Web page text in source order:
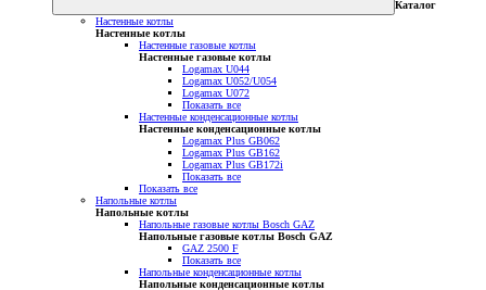
Каталог
Настенные котлы
Настенные котлы
Настенные газовые котлы
Настенные газовые котлы
Logamax U044
Logamax U052/U054
Logamax U072
Показать все
Настенные конденсационные котлы
Настенные конденсационные котлы
Logamax Plus GB062
Logamax Plus GB162
Logamax Plus GB172i
Показать все
Показать все
Напольные котлы
Напольные котлы
Напольные газовые котлы Bosch GAZ
Напольные газовые котлы Bosch GAZ
GAZ 2500 F
Показать все
Напольные конденсационные котлы
Напольные конденсационные котлы